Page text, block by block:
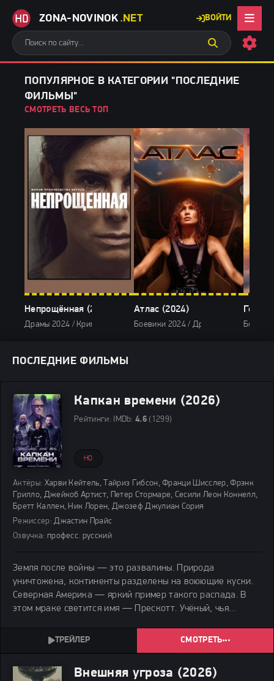
ZONA-NOVINOK .NET ВОЙТИ
ПОПУЛЯРНОЕ В КАТЕГОРИИ "ПОСЛЕДНИЕ
ФИЛЬМЫ"
СМОТРЕТЬ ВЕСЬ ТОП
Непрощённая (2024)
Драмы 2024 / Криминальные фильмы 2024 / Зарубежные фильмы
Атлас (2024)
Боевики 2024 / Драмы 2024 /
ПОСЛЕДНИЕ ФИЛЬМЫ
Капкан времени (2026)
Рейтинги: IMDb:4.6 (1299)
HD
Актёры: Харви Кейтель, Тайриз Гибсон, Франци Шисслер, Фрэнк
Грилло, Джейкоб Артист, Петер Стормаре, Сесили Леон Коннелл,
Бретт Каллен, Ник Лорен, Джозеф Джулиан Сория
Режиссер: Джастин Прайс
Озвучка: професс. русский
Земля после войны — это развалины. Природа
уничтожена, континенты разделены на воюющие куски.
Северная Америка — яркий пример такого распада. В
этом мраке светится имя — Прескотт. Учёный, чья
держаться на ногах.
СМОТРЕТЬ
Внешняя угроза (2026)